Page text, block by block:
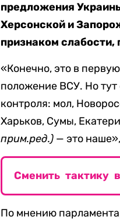
предложения
Херсонской и
признаком слабости,
«Конечно, это в
положение ВСУ. Но тут
контроля: мол,
Харьков, Сумы,
прим.ред.) — это
Сменить тактику
По мнению